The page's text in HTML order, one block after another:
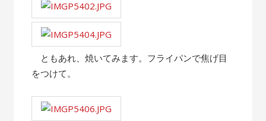
ともあれ、焼いてみます。フライパンで焦げ目
をつけて。